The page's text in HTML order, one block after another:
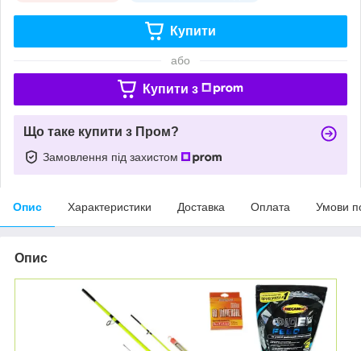
Купити
або
Купити з
Що таке купити з Пром?
Замовлення під захистом
Опис Характеристики Доставка Оплата Умови
Опис